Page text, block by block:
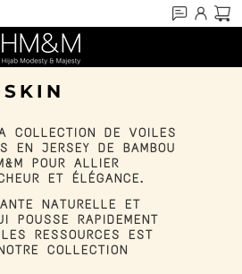
COLLECTION DE VOILES
EN JERSEY DE BAMBOU
POUR ALLIER
ET ÉLÉGANCE.
NATURELLE ET
POUSSE RAPIDEMENT
RESSOURCES EST
COLLECTION